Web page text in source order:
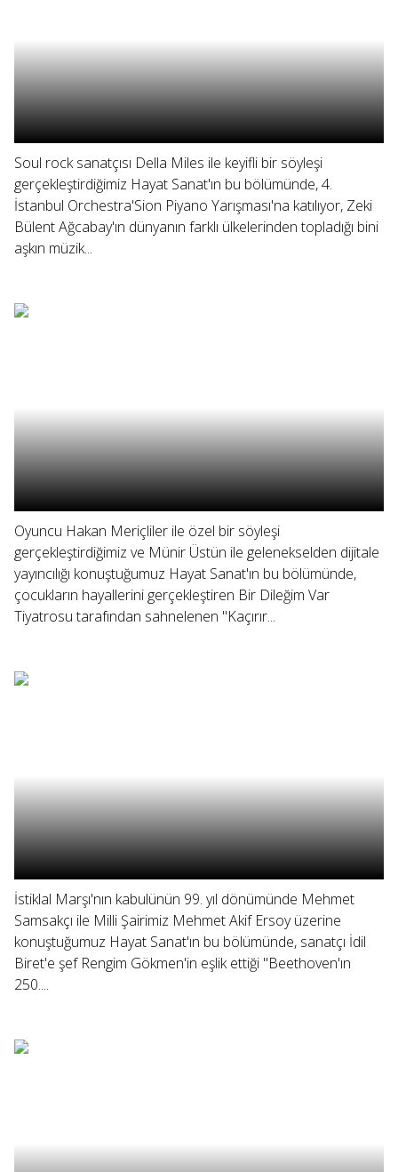
Soul rock sanatçısı Della Miles ile keyifli bir söyleşi
gerçekleştirdiğimiz Hayat Sanat'ın bu bölümünde, 4.
İstanbul Orchestra'Sion Piyano Yarışması'na katılıyor, Zeki
Bülent Ağcabay'ın dünyanın farklı ülkelerinden topladığı bini
aşkın müzik...
Oyuncu Hakan Meriçliler ile özel bir söyleşi
gerçekleştirdiğimiz ve Münir Üstün ile gelenekselden dijitale
yayıncılığı konuştuğumuz Hayat Sanat'ın bu bölümünde,
çocukların hayallerini gerçekleştiren Bir Dileğim Var
Tiyatrosu tarafından sahnelenen "Kaçırır...
İstiklal Marşı'nın kabulünün 99. yıl dönümünde Mehmet
Samsakçı ile Milli Şairimiz Mehmet Akif Ersoy üzerine
konuştuğumuz Hayat Sanat'ın bu bölümünde, sanatçı İdil
Biret'e şef Rengim Gökmen'in eşlik ettiği "Beethoven'ın
250....